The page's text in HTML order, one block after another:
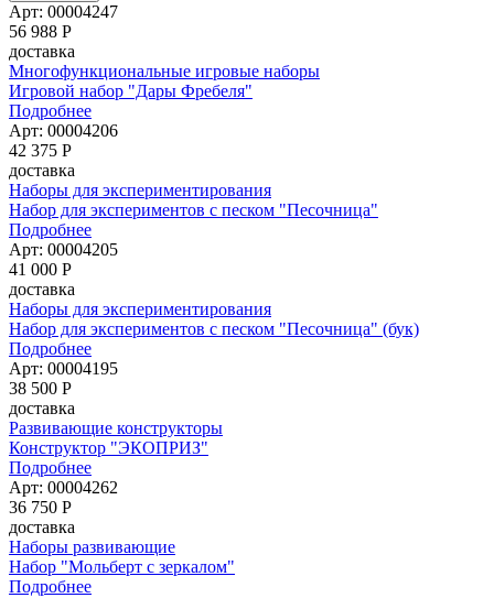
Арт: 00004247
56 988 Р
доставка
Многофункциональные игровые наборы
Игровой набор "Дары Фребеля"
Подробнее
Арт: 00004206
42 375 Р
доставка
Наборы для экспериментирования
Набор для экспериментов с песком "Песочница"
Подробнее
Арт: 00004205
41 000 Р
доставка
Наборы для экспериментирования
Набор для экспериментов с песком "Песочница" (бук)
Подробнее
Арт: 00004195
38 500 Р
доставка
Развивающие конструкторы
Конструктор "ЭКОПРИЗ"
Подробнее
Арт: 00004262
36 750 Р
доставка
Наборы развивающие
Набор "Мольберт с зеркалом"
Подробнее